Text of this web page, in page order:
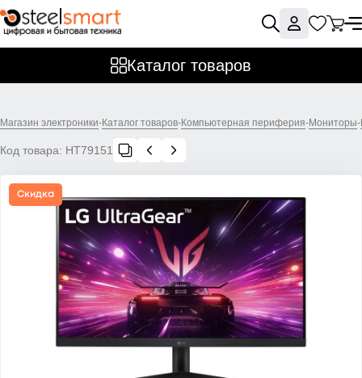
Каталог товаров
Магазин электроники-Каталог товаров-Компьютерная периферия-Мониторы-
Код товара: НТ79151
Скидка